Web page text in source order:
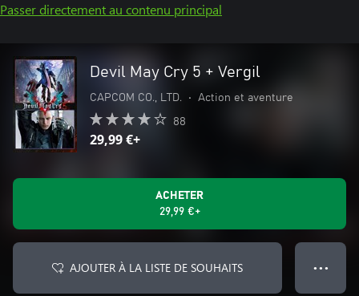
Passer directement au contenu principal
Devil May Cry 5 + Vergil
CAPCOM CO., LTD. • Action et aventure
88
29,99 €+
ACHETER
29,99 €+
AJOUTER À LA LISTE DE SOUHAITS ● ● ●